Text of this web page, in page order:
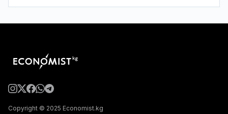
Copyright © 2025 Economist.kg